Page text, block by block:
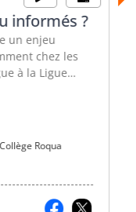
informés ?
un enjeu
chez les
à la Ligue
Collège Roqua